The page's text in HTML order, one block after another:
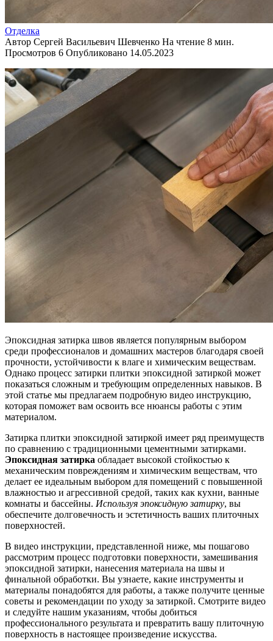
Отделка
Автор Сергей Васильевич Шевченко На чтение 8 мин.
Просмотров 6 Опубликовано 14.05.2023
Эпоксидная затирка швов является популярным выбором
среди профессионалов и домашних мастеров благодаря своей
прочности, устойчивости к влаге и химическим веществам.
Однако процесс затирки плитки эпоксидной затиркой может
показаться сложным и требующим определенных навыков. В
этой статье мы предлагаем подробную видео инструкцию,
которая поможет вам освоить все нюансы работы с этим
материалом.
Затирка плитки эпоксидной затиркой имеет ряд преимуществ
по сравнению с традиционными цементными затирками.
Эпоксидная затирка обладает высокой стойкостью к
механическим повреждениям и химическим веществам, что
делает ее идеальным выбором для помещений с повышенной
влажностью и агрессивной средой, таких как кухни, ванные
комнаты и бассейны. Используя эпоксидную затирку, вы
обеспечите долговечность и эстетичность ваших плиточных
поверхностей.
В видео инструкции, представленной ниже, мы пошагово
рассмотрим процесс подготовки поверхности, замешивания
эпоксидной затирки, нанесения материала на швы и
финальной обработки. Вы узнаете, какие инструменты и
материалы понадобятся для работы, а также получите ценные
советы и рекомендации по уходу за затиркой. Смотрите видео
и следуйте нашим указаниям, чтобы добиться
профессионального результата и превратить вашу плиточную
поверхность в настоящее произведение искусства.